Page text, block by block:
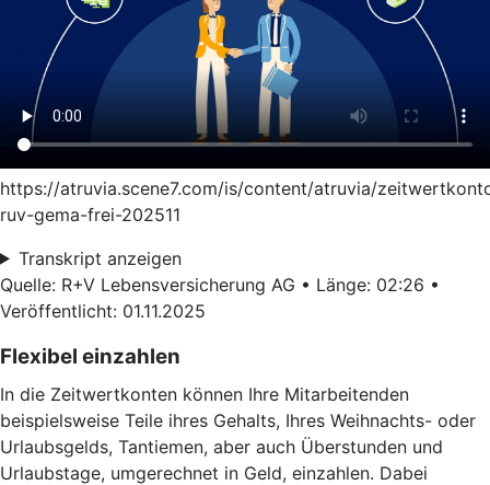
https://atruvia.scene7.com/is/content/atruvia/
ruv-gema-frei-202511
Transkript anzeigen
Quelle: R+V Lebensversicherung AG • Länge: 02:26 •
Veröffentlicht: 01.11.2025
Flexibel einzahlen
In die Zeitwertkonten können Ihre Mitarbeitenden
beispielsweise Teile ihres Gehalts, Ihres Weihnachts- oder
Urlaubsgelds, Tantiemen, aber auch Überstunden und
Urlaubstage, umgerechnet in Geld, einzahlen. Dabei